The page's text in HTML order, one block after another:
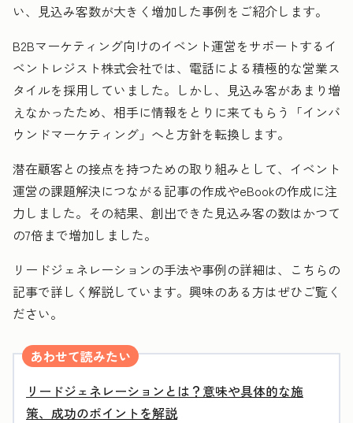
い、見込み客数が大きく増加した事例をご紹介します。
B2Bマーケティング向けのイベント運営をサポートするイ
ベントレジスト株式会社では、電話による積極的な営業ス
タイルを採用していました。しかし、見込み客があまり増
えなかったため、相手に情報をとりに来てもらう「インバ
ウンドマーケティング」へと方針を転換します。
潜在顧客との接点を持つための取り組みとして、イベント
運営の課題解決につながる記事の作成やeBookの作成に注
力しました。その結果、創出できた見込み客の数はかつて
の7倍まで増加しました。
リードジェネレーションの手法や事例の詳細は、こちらの
記事で詳しく解説しています。興味のある方はぜひご覧く
ださい。
あわせて読みたい
リードジェネレーションとは？意味や具体的な施
策、成功のポイントを解説